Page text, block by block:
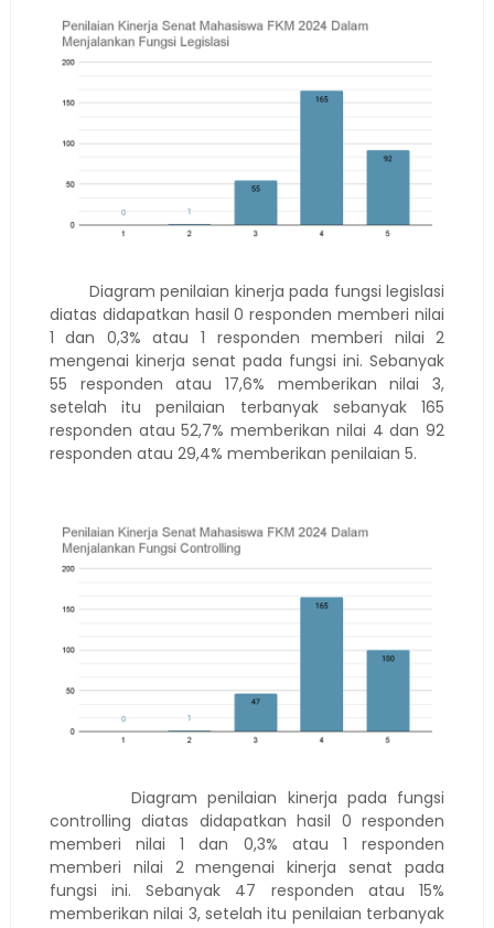
Diagram penilaian kinerja pada fungsi legislasi
diatas didapatkan hasil 0 responden memberi nilai
1 dan 0,3% atau 1 responden memberi nilai 2
mengenai kinerja senat pada fungsi ini. Sebanyak
55 responden atau 17,6% memberikan nilai 3,
setelah itu penilaian terbanyak sebanyak 165
responden atau 52,7% memberikan nilai 4 dan 92
responden atau 29,4% memberikan penilaian 5.
Diagram penilaian kinerja pada fungsi
controlling diatas didapatkan hasil 0 responden
memberi nilai 1 dan 0,3% atau 1 responden
memberi nilai 2 mengenai kinerja senat pada
fungsi ini. Sebanyak 47 responden atau 15%
memberikan nilai 3, setelah itu penilaian terbanyak